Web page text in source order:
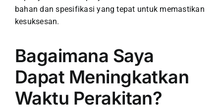
bahan dan spesifikasi yang tepat untuk memastikan
kesuksesan.
Bagaimana Saya
Dapat Meningkatkan
Waktu Perakitan?